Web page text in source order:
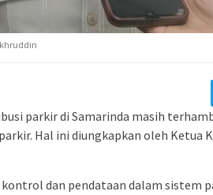
parkir di Samarinda masih
Hal ini diungkapkan oleh Ketua
dan pendataan dalam sistem